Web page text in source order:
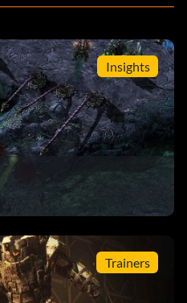
Insights
Trainers